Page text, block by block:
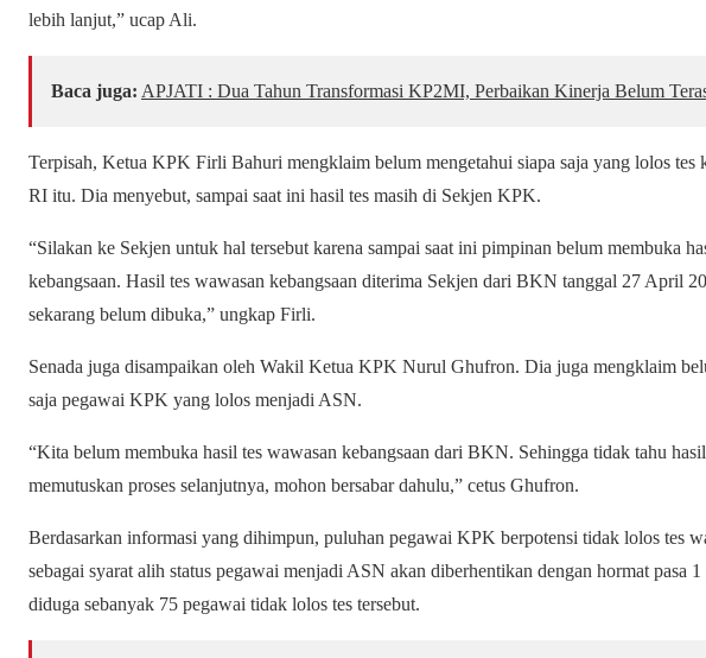
lebih lanjut,” ucap Ali.
Baca juga: APJATI : Dua Tahun Transformasi KP2MI, Perbaikan Kinerja Belum
Terpisah, Ketua KPK Firli Bahuri mengklaim belum mengetahui siapa saja yang lolos tes
RI itu. Dia menyebut, sampai saat ini hasil tes masih di Sekjen KPK.
“Silakan ke Sekjen untuk hal tersebut karena sampai saat ini pimpinan belum membuka
kebangsaan. Hasil tes wawasan kebangsaan diterima Sekjen dari BKN tanggal 27 April
sekarang belum dibuka,” ungkap Firli.
Senada juga disampaikan oleh Wakil Ketua KPK Nurul Ghufron. Dia juga mengklaim
saja pegawai KPK yang lolos menjadi ASN.
“Kita belum membuka hasil tes wawasan kebangsaan dari BKN. Sehingga tidak tahu
memutuskan proses selanjutnya, mohon bersabar dahulu,” cetus Ghufron.
Berdasarkan informasi yang dihimpun, puluhan pegawai KPK berpotensi tidak lolos tes
sebagai syarat alih status pegawai menjadi ASN akan diberhentikan dengan hormat pasa
diduga sebanyak 75 pegawai tidak lolos tes tersebut.